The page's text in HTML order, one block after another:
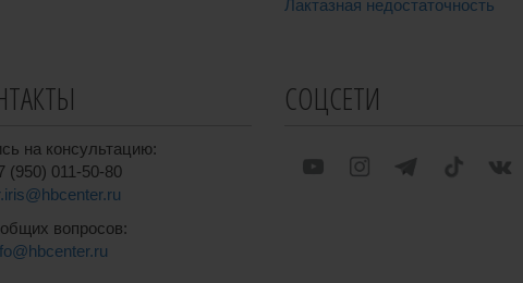
Лактазная недостаточность
на консультацию:
(950) 011-50-80
вопросов:
СОЦСЕТИ